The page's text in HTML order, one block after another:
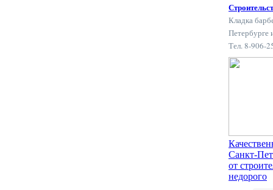
Кладка
Петербурге
Тел. 8-906-
Санкт-
от
недорого